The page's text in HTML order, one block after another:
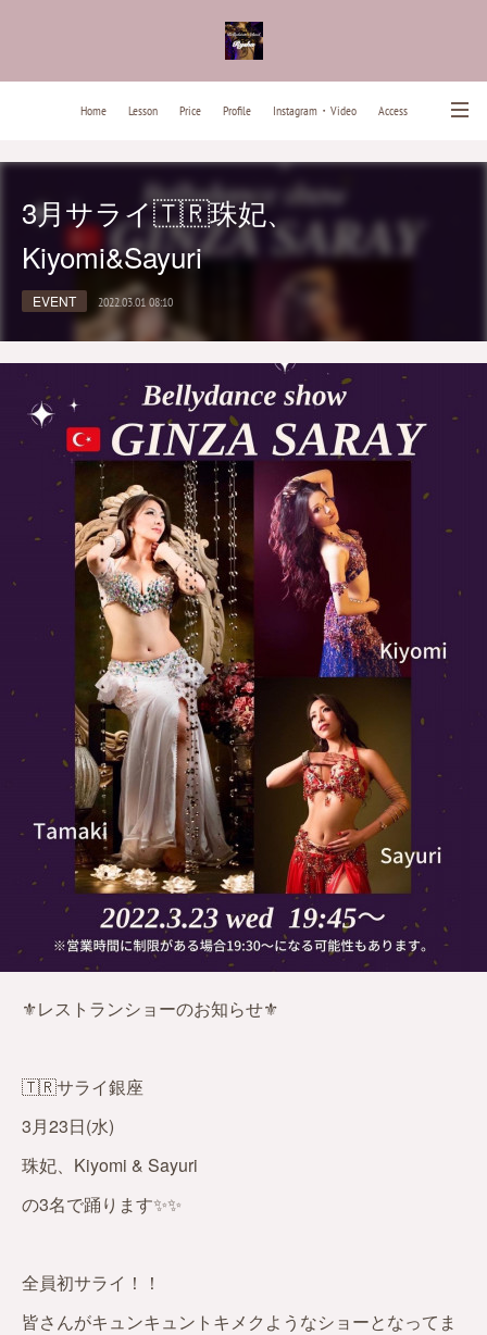
Home Lesson Price Profile Instagram・Video Access
News Contact Past Lesson Songs
3月サライ🇹🇷珠妃、
Kiyomi&Sayuri
EVENT 2022.03.01 08:10
⚜️レストランショーのお知らせ⚜️
🇹🇷サライ銀座
3月23日(水)
珠妃、Kiyomi & Sayuri
の3名で踊ります✨✨
全員初サライ！！
皆さんがキュンキュントキメクようなショーとなってま